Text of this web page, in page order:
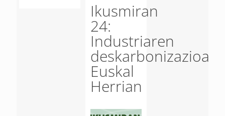
Ikusmiran
24:
Industriaren
deskarbonizazioa
Euskal
Herrian